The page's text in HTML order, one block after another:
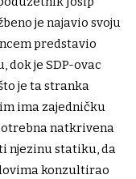
je najavio svoju
predstavio
je SDP-ovac
je ta stranka
ima zajedničku
natkrivena
njezinu statiku, da
konzultirao